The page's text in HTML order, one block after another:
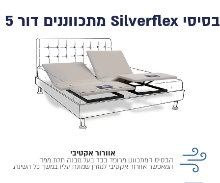
בסיסי Silverflex מתכווננים דור 5
אוורור אקטיבי
הבסיס המתכוונן מרופד בבד בעל מבנה תלת ממדי
המאפשר אוורור אקטיבי למזרן שמונח עליו במשך כל השינה.